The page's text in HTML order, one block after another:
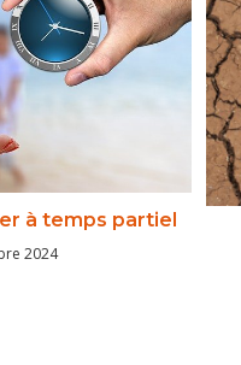
à temps partiel
2024